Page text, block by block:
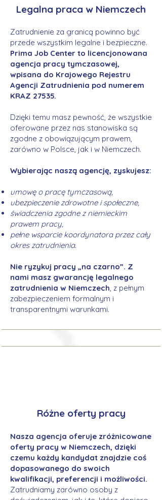
Legalna praca w Niemczech
Zatrudnienie za granicą powinno być
przede wszystkim legalne i bezpieczne.
Prima Job Center to licencjonowana
agencja pracy tymczasowej,
wpisana do Krajowego Rejestru
Agencji Zatrudnienia pod numerem
KRAZ 27535.
Dzięki temu masz pewność, że wszystkie
oferowane przez nas stanowiska są
zgodne z obowiązującym prawem,
zarówno w Polsce, jak i w Niemczech.
Wybierając naszą agencję, zyskujesz:
umowę o pracę tymczasową,
ubezpieczenie zdrowotne i społeczne,
świadczenia zgodne z niemieckim
prawem pracy,
pełne wsparcie koordynatora przez cały
okres zatrudnienia.
Nie ryzykuj pracy „na czarno”. Z
nami masz gwarancję legalnego
zatrudnienia w Niemczech, z pełnym
zabezpieczeniem formalnym i
transparentnymi warunkami.
Różne oferty pracy
Nasza agencja oferuje zróżnicowane
oferty pracy w Niemczech, dzięki
czemu każdy kandydat znajdzie coś
dopasowanego do swoich
kwalifikacji, preferencji i możliwości.
Zatrudniamy zarówno osoby z